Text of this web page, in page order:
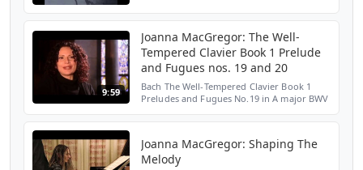
9:59
Joanna MacGregor: The Well-
Tempered Clavier Book 1 Prelude
and Fugues nos. 19 and 20
Bach The Well-Tempered Clavier Book 1
Preludes and Fugues No.19 in A major BWV
Joanna MacGregor: Shaping The
Melody